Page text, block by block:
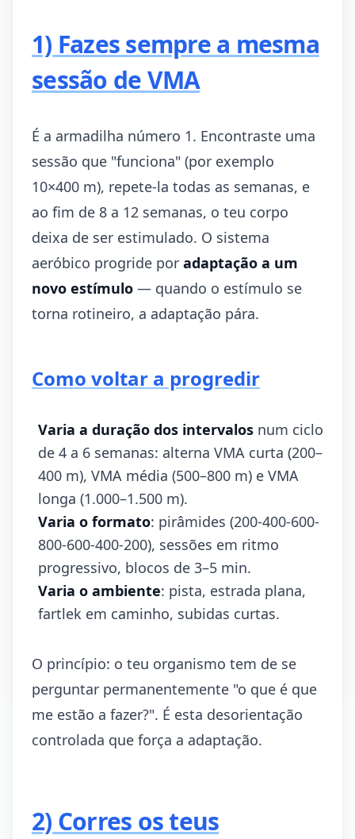
1) Fazes sempre a mesma
sessão de VMA
É a armadilha número 1. Encontraste uma
sessão que "funciona" (por exemplo
10×400 m), repete-la todas as semanas, e
ao fim de 8 a 12 semanas, o teu corpo
deixa de ser estimulado. O sistema
aeróbico progride por adaptação a um
novo estímulo — quando o estímulo se
torna rotineiro, a adaptação pára.
Como voltar a progredir
Varia a duração dos intervalos num ciclo
de 4 a 6 semanas: alterna VMA curta (200–
400 m), VMA média (500–800 m) e VMA
longa (1.000–1.500 m).
Varia o formato: pirâmides (200-400-600-
800-600-400-200), sessões em ritmo
progressivo, blocos de 3–5 min.
Varia o ambiente: pista, estrada plana,
fartlek em caminho, subidas curtas.
O princípio: o teu organismo tem de se
perguntar permanentemente "o que é que
me estão a fazer?". É esta desorientação
controlada que força a adaptação.
2) Corres os teus